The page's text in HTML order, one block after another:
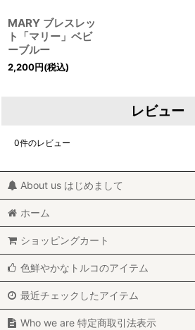
MARY ブレスレッ
ト「マリー」ベビ
ーブルー
2,200円(税込)
レビュー
0件のレビュー
About us はじめまして
ホーム
ショッピングカート
色鮮やかなトルコのアイテム
最近チェックしたアイテム
Who we are 特定商取引法表示